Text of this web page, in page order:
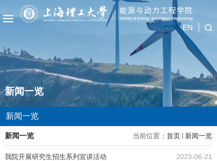
EN
新闻一览
新闻一览
当前位置： 首页 新闻一览
新闻一览
我院开展研究生招生系列宣讲活动 2023-06-21